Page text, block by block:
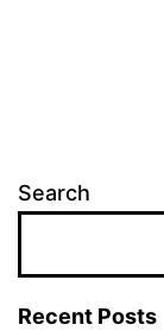
Search
Recent Posts